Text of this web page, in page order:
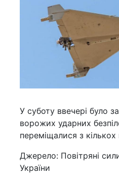
У суботу ввечері було
ворожих ударних
переміщалися з кількох
Джерело: Повітряні
України